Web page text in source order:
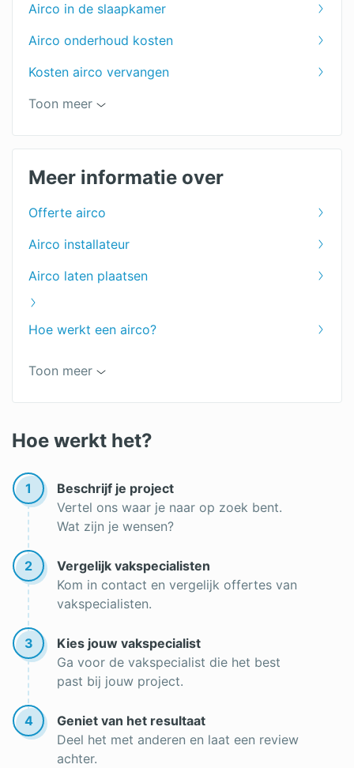
Airco in de slaapkamer
Airco onderhoud kosten
Kosten airco vervangen
Airco in de woonkamer
Airco reparatie
Toon meer
Meer informatie over
Offerte airco
Airco installateur
Airco laten plaatsen
Hoe werkt een airco?
Goedkope airco
Airco bijvullen
Airco in huis
Verwarmen met airco
Verbruik airco
Help! Mijn airco stinkt
Airco kopen
Toon meer
Hoe werkt het?
1
Beschrijf je project
Vertel ons waar je naar op zoek bent.
Wat zijn je wensen?
2
Vergelijk vakspecialisten
Kom in contact en vergelijk offertes van
vakspecialisten.
3
Kies jouw vakspecialist
Ga voor de vakspecialist die het best
past bij jouw project.
4
Geniet van het resultaat
Deel het met anderen en laat een review
achter.